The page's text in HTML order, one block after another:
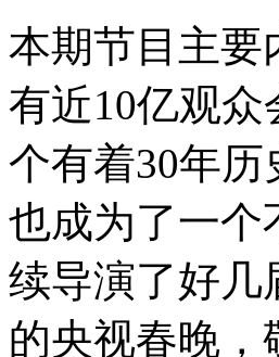
本期节目主要
有近10亿观
个有着30年
也成为了一个
续导演了好几
的央视春晚，